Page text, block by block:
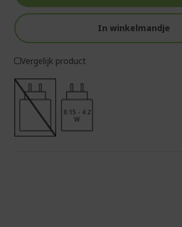
In winkelmandje
Vergelijk product
0.15 - 4.2
W